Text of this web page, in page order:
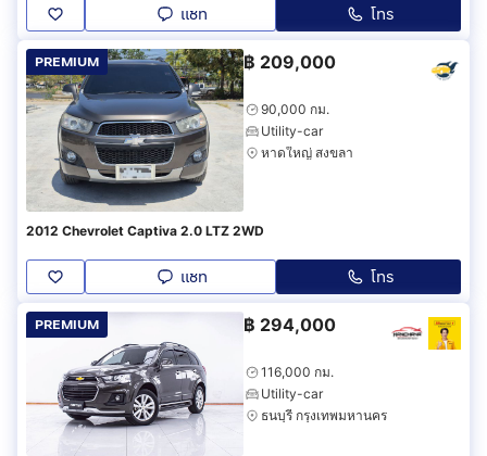
แชท โทร
PREMIUM ฿ 209,000
90,000 กม.
Utility-car
หาดใหญ่ สงขลา
2012 Chevrolet Captiva 2.0 LTZ 2WD
แชท โทร
PREMIUM ฿ 294,000
116,000 กม.
Utility-car
ธนบุรี กรุงเทพมหานคร